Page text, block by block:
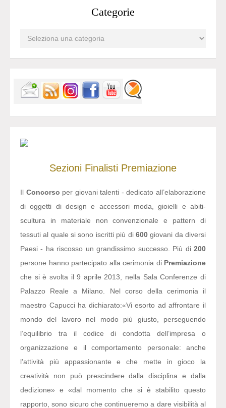
Categorie
Sezioni Finalisti Premiazione
Il Concorso per giovani talenti - dedicato all’elaborazione
di oggetti di design e accessori moda, gioielli e abiti-
scultura in materiale non convenzionale e pattern di
tessuti al quale si sono iscritti più di 600giovani da diversi
Paesi - ha riscosso un grandissimo successo. Più di 200
persone hanno partecipato alla cerimonia di Premiazione
che si è svolta il 9 aprile 2013, nella Sala Conferenze di
Palazzo Reale a Milano. Nel corso della cerimonia il
maestro Capucci ha dichiarato:«Vi esorto ad affrontare il
mondo del lavoro nel modo più giusto, perseguendo
l’equilibrio tra il codice di condotta dell’impresa o
organizzazione e il comportamento personale: anche
l’attività più appassionante e che mette in gioco la
creatività non può prescindere dalla disciplina e dalla
dedizione» e «dal momento che si è stabilito questo
rapporto, sono sicuro che continueremo a dare visibilità al